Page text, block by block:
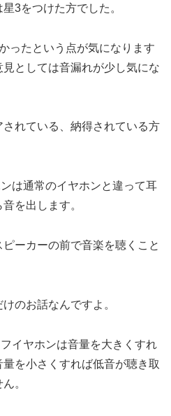
3をつけた方でした。
ったという点が気になります
としては音漏れが少し気にな
れている、納得されている方
は通常のイヤホンと違って耳
を出します。
ーカーの前で音楽を聴くこと
のお話なんですよ。
イヤホンは音量を大きくすれ
を小さくすれば低音が聴き取
。